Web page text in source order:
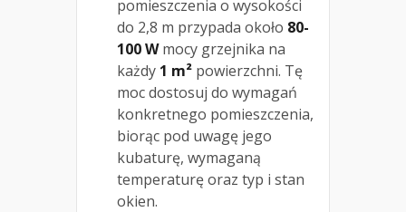
pomieszczenia o wysokości
do 2,8 m przypada około 80-
100 Wmocy grzejnika na
każdy 1 m² powierzchni. Tę
moc dostosuj do wymagań
konkretnego pomieszczenia,
biorąc pod uwagę jego
kubaturę, wymaganą
temperaturę oraz typ i stan
okien.